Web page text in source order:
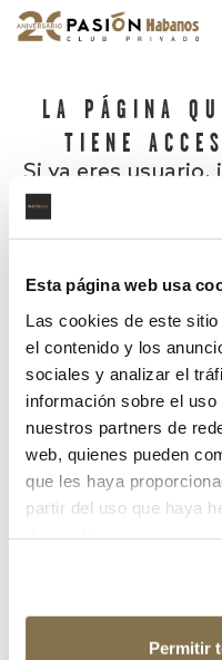
Esta página web usa
Las cookies de este
el contenido y los
sociales y analizar el
información sobre el
nuestros partners de
web, quienes pueden
que les haya
partir del uso que haya
Permitir
LA PÁGINA
TIENE
Si ya eres usuario,
¿Has olvidado tu